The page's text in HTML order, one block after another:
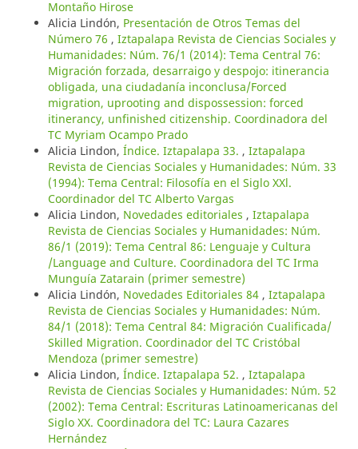
Montaño Hirose
Alicia Lindón, Presentación de Otros Temas del
Número 76 , Iztapalapa Revista de Ciencias Sociales y
Humanidades: Núm. 76/1 (2014): Tema Central 76:
Migración forzada, desarraigo y despojo: itinerancia
obligada, una ciudadanía inconclusa/Forced
migration, uprooting and dispossession: forced
itinerancy, unfinished citizenship. Coordinadora del
TC Myriam Ocampo Prado
Alicia Lindon, Índice. Iztapalapa 33. , Iztapalapa
Revista de Ciencias Sociales y Humanidades: Núm. 33
(1994): Tema Central: Filosofía en el Siglo XXl.
Coordinador del TC Alberto Vargas
Alicia Lindon, Novedades editoriales , Iztapalapa
Revista de Ciencias Sociales y Humanidades: Núm.
86/1 (2019): Tema Central 86: Lenguaje y Cultura
/Language and Culture. Coordinadora del TC Irma
Munguía Zatarain (primer semestre)
Alicia Lindón, Novedades Editoriales 84 , Iztapalapa
Revista de Ciencias Sociales y Humanidades: Núm.
84/1 (2018): Tema Central 84: Migración Cualificada/
Skilled Migration. Coordinador del TC Cristóbal
Mendoza (primer semestre)
Alicia Lindon, Índice. Iztapalapa 52. , Iztapalapa
Revista de Ciencias Sociales y Humanidades: Núm. 52
(2002): Tema Central: Escrituras Latinoamericanas del
Siglo XX. Coordinadora del TC: Laura Cazares
Hernández